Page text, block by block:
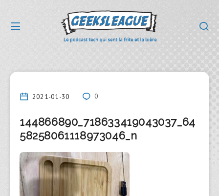
2021-01-30 0
144866890_718633419043037_64
58258061118973046_n